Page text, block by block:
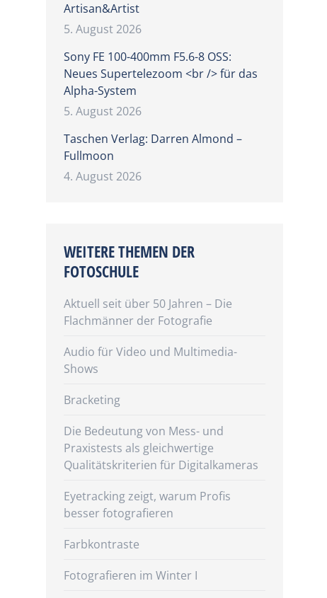
Artisan&Artist
5. August 2026
Sony FE 100-400mm F5.6-8 OSS:
Neues Supertelezoom <br /> für das
Alpha-System
5. August 2026
Taschen Verlag: Darren Almond –
Fullmoon
4. August 2026
WEITERE THEMEN DER
FOTOSCHULE
Aktuell seit über 50 Jahren – Die
Flachmänner der Fotografie
Audio für Video und Multimedia-
Shows
Bracketing
Die Bedeutung von Mess- und
Praxistests als gleichwertige
Qualitätskriterien für Digitalkameras
Eyetracking zeigt, warum Profis
besser fotografieren
Farbkontraste
Fotografieren im Winter I